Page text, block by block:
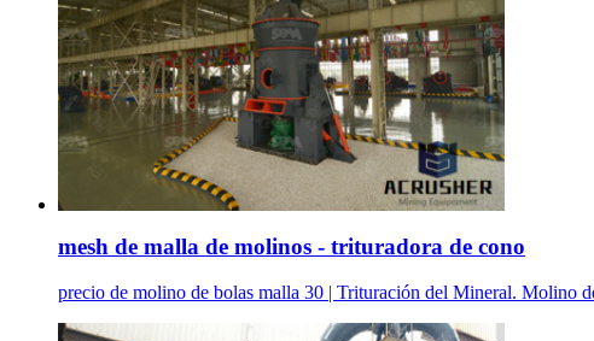
mesh de malla de molinos - trituradora de cono
precio de molino de bolas malla 30 | Trituración del Mineral.